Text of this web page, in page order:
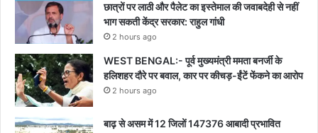
छात्रों पर लाठी और पैलेट का इस्तेमाल की जवाबदेही से नहीं
भाग सकती केंद्र सरकार: राहुल गांधी
2 hours ago
WEST BENGAL:- पूर्व मुख्यमंत्री ममता बनर्जी के
हलिशहर दौरे पर बवाल, कार पर कीचड़-ईंटें फेंकने का आरोप
2 hours ago
बाढ़ से असम में 12 जिलों 147376 आबादी प्रभावित